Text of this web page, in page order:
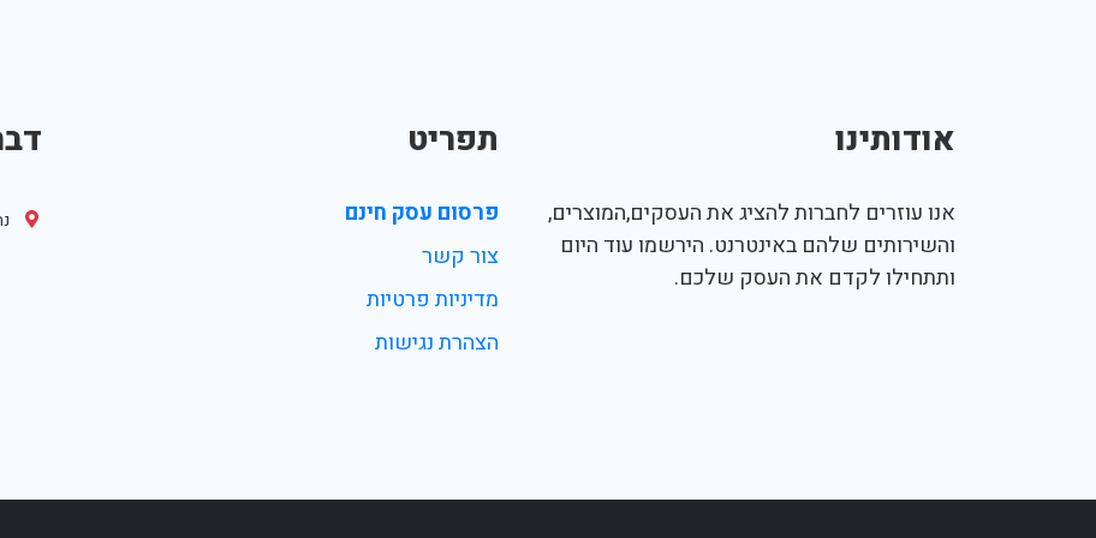
אודותינו
אנו עוזרים לחברות להציג את העסקים,המוצרים,
והשירותים שלהם באינטרנט. הירשמו עוד היום
ותתחילו לקדם את העסק שלכם.
תפריט
פרסום עסק חינם
צור קשר
מדיניות פרטיות
הצהרת נגישות